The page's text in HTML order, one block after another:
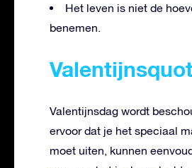
Het leven is niet de
benemen.
Valentijnsdag wordt
ervoor dat je het speciaal
moet uiten, kunnen